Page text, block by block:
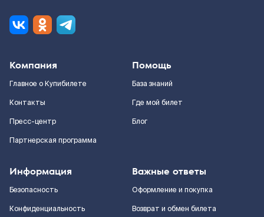
Компания
Главное о Купибилете
Контакты
Пресс-центр
Партнерская программа
Помощь
База знаний
Где мой билет
Блог
Информация
Безопасность
Конфиденциальность
Важные ответы
Оформление и покупка
Возврат и обмен билета